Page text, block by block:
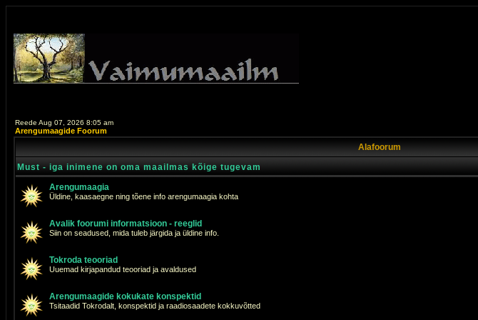
Reede Aug 07, 2026 8:05 am
Arengumaagide Foorum
Alafoorum
Must - iga inimene on oma maailmas kõige tugevam
Arengumaagia
Üldine, kaasaegne ning tõene info arengumaagia kohta
Avalik foorumi informatsioon - reeglid
Siin on seadused, mida tuleb järgida ja üldine info.
Tokroda teooriad
Uuemad kirjapandud teooriad ja avaldused
Arengumaagide kokukate konspektid
Tsitaadid Tokrodalt, konspektid ja raadiosaadete kokkuvõtted